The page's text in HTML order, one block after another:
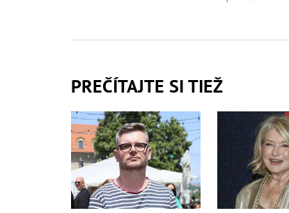
PREČÍTAJTE SI TIEŽ